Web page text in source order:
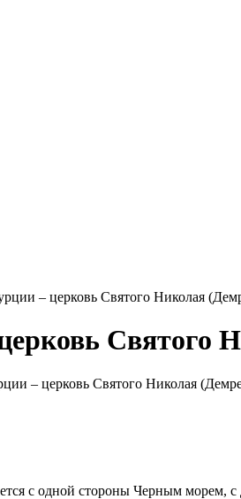
– церковь Святого Николая
Святого
– церковь Святого Николая
с одной стороны Черным морем,